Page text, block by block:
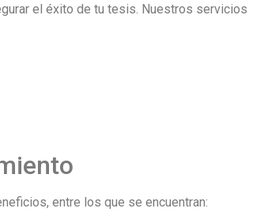
el éxito de tu tesis. Nuestros servicios
entre los que se encuentran: